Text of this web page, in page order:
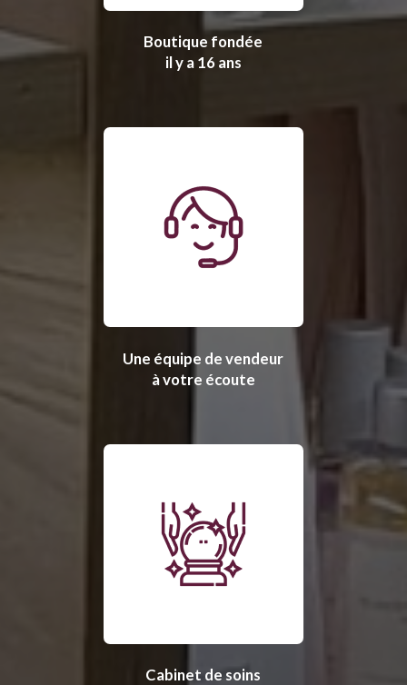
Boutique fondée
il y a 16 ans
Une équipe de vendeur
à votre écoute
Cabinet de soins